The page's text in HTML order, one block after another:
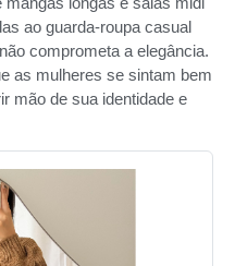
ao guarda-roupa casual
comprometa a elegância.
as mulheres se sintam bem
mão de sua identidade e